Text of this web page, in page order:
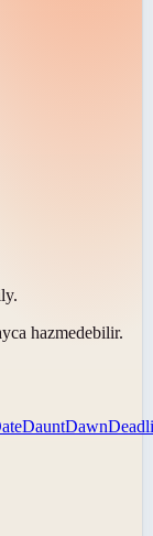
hazmedebilir.
DauntDawn